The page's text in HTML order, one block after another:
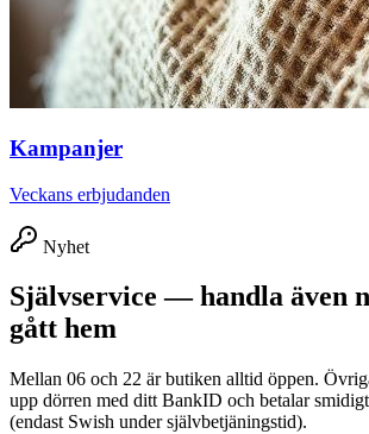
Kampanjer
Veckans erbjudanden
Nyhet
Självservice — handla även
gått hem
Mellan 06 och 22 är butiken alltid öppen.
upp dörren med ditt BankID och betalar
(endast Swish under självbetjäningstid).